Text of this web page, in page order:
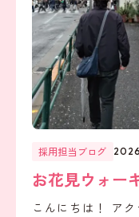
採用担当ブログ
お花見ウォー
こんにちは！ ア